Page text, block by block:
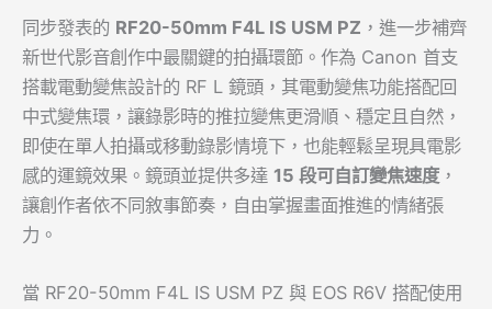
同步發表的 RF20-50mm F4L IS USM PZ ，進一步補齊
新世代影音創作中最關鍵的拍攝環節。作為 Canon 首支
搭載電動變焦設計的 RF L 鏡頭，其電動變焦功能搭配回
中式變焦環，讓錄影時的推拉變焦更滑順、穩定且自然，
即使在單人拍攝或移動錄影情境下，也能輕鬆呈現具電影
感的運鏡效果。鏡頭並提供多達 15 段可自訂變焦速度 ，
讓創作者依不同敘事節奏，自由掌握畫面推進的情緒張
力。
當 RF20-50mm F4L IS USM PZ 與 EOS R6V 搭配使用